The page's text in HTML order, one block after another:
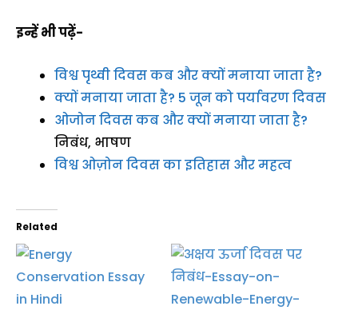
इन्हें भी पढ़ें-
विश्व पृथ्वी दिवस कब और क्यों मनाया जाता है?
क्यों मनाया जाता है? 5 जून को पर्यावरण दिवस
ओजोन दिवस कब और क्यों मनाया जाता है?
निबंध, भाषण
विश्व ओज़ोन दिवस का इतिहास और महत्व
Related